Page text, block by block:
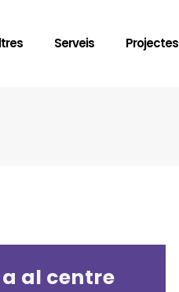
Serveis Projectes
al centre